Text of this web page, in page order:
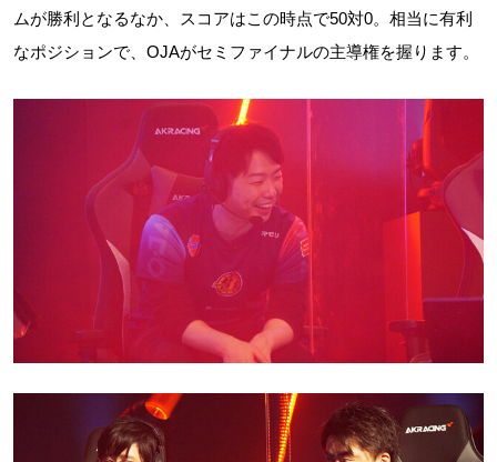
ムが勝利となるなか、スコアはこの時点で50対0。相当に有利
なポジションで、OJAがセミファイナルの主導権を握ります。